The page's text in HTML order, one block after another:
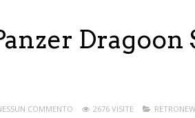
Dragoon
COMMENTO 2676 VISITE